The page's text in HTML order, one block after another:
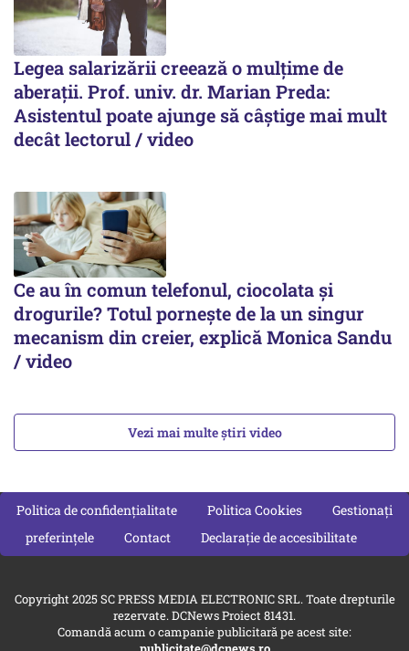
Legea salarizării creează o mulțime de
aberații. Prof. univ. dr. Marian Preda:
Asistentul poate ajunge să câștige mai mult
decât lectorul / video
Ce au în comun telefonul, ciocolata și
drogurile? Totul pornește de la un singur
mecanism din creier, explică Monica Sandu
/ video
Vezi mai multe știri video
Politica de confidențialitate Politica Cookies
Gestionați
preferințele
Contact Declarație de accesibilitate
Copyright 2025 SC PRESS MEDIA ELECTRONIC SRL. Toate drepturile
rezervate. DCNews Proiect 81431.
Comandă acum o campanie publicitară pe acest site: